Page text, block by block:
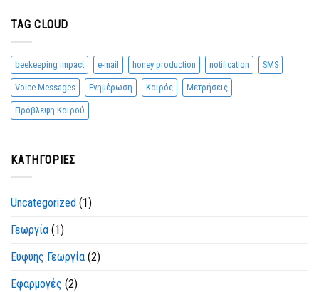
TAG CLOUD
beekeeping impact e-mail honey production notification SMS
Voice Messages Ενημέρωση Καιρός Μετρήσεις
Πρόβλεψη Καιρού
KΑΤΗΓΟΡΊΕΣ
Uncategorized (1)
Γεωργία (1)
Ευφυής Γεωργία (2)
Εφαρμογές (2)